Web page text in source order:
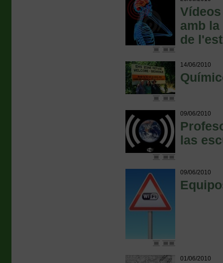
amb
de
14/06/2010
09/06/2010
las
09/06/2010
01/06/2010